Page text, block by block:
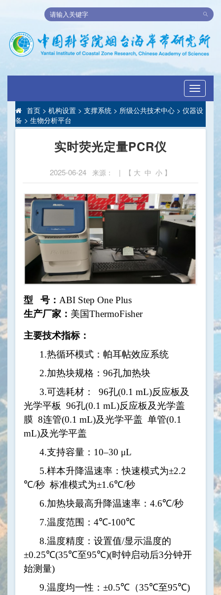
Toggle
首页 > 机构设置 > 支撑系统 > 所级公共技术中心 > 仪器设
备 > 生物分析平台
实时荧光定量PCR仪
2025-06-24 来源： | 【 大 中 小 】
型 号： ABI Step One Plus
生产厂家： 美国ThermoFisher
主要技术指标：
1.热循环模式：帕耳帖效应系统
2.加热块规格： 96孔加热块
3.可选耗材： 96孔(0.1 mL)反应板及
光学平板 96孔(0.1 mL)反应板及光学盖
膜 8连管(0.1 mL)及光学平盖 单管(0.1
mL)及光学平盖
4.支持容量： 10–30 μL
5.样本升降温速率：快速模式为±2.2
℃/秒 标准模式为±1.6℃/秒
6.加热块最高升降温速率： 4.6℃/秒
7.温度范围： 4℃-100℃
8.温度精度：设置值/显示温度的
±0.25℃(35℃至95℃)(时钟启动后3分钟开
始测量)
9.温度均一性： ±0.5℃ （35℃至95℃)